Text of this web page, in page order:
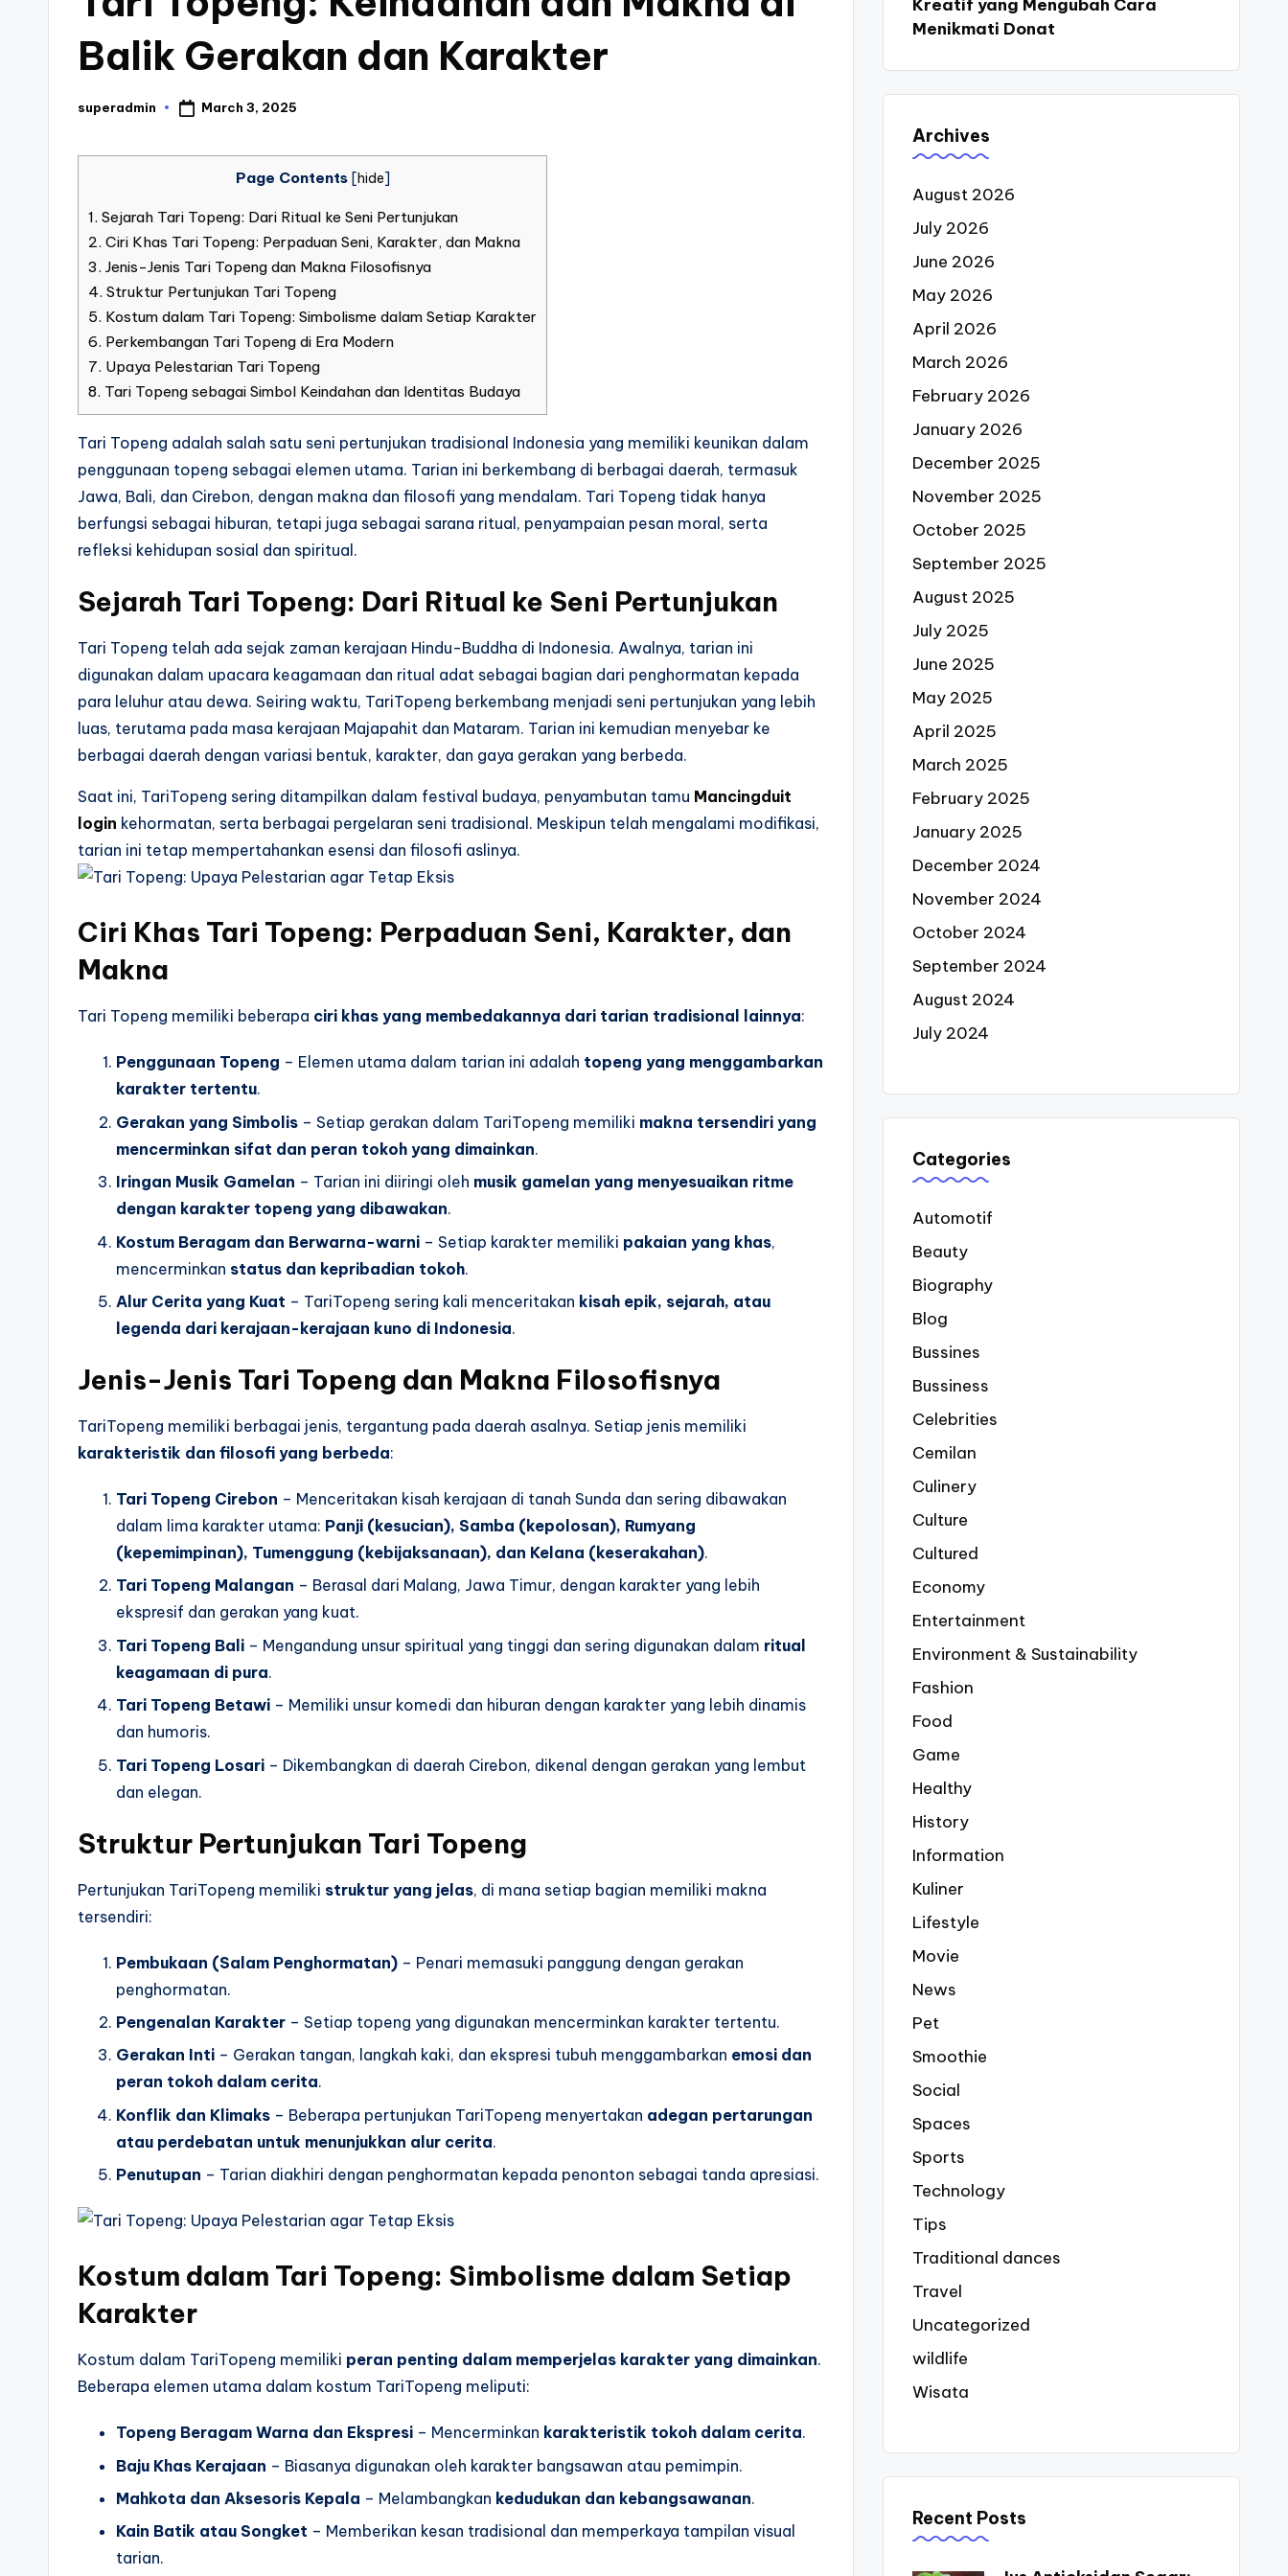
Balik Gerakan dan Karakter
Posted
superadmin March 3, 2025
Page Contents [hide]
1. Sejarah Tari Topeng: Dari Ritual ke Seni Pertunjukan
2. Ciri Khas Tari Topeng: Perpaduan Seni, Karakter, dan Makna
3. Jenis-Jenis Tari Topeng dan Makna Filosofisnya
4. Struktur Pertunjukan Tari Topeng
5. Kostum dalam Tari Topeng: Simbolisme dalam Setiap Karakter
6. Perkembangan Tari Topeng di Era Modern
7. Upaya Pelestarian Tari Topeng
8. Tari Topeng sebagai Simbol Keindahan dan Identitas Budaya
Tari Topeng adalah salah satu seni pertunjukan tradisional Indonesia yang memiliki keunikan dalam
penggunaan topeng sebagai elemen utama. Tarian ini berkembang di berbagai daerah, termasuk
Jawa, Bali, dan Cirebon, dengan makna dan filosofi yang mendalam. Tari Topeng tidak hanya
berfungsi sebagai hiburan, tetapi juga sebagai sarana ritual, penyampaian pesan moral, serta
refleksi kehidupan sosial dan spiritual.
Sejarah Tari Topeng: Dari Ritual ke Seni Pertunjukan
Tari Topeng telah ada sejak zaman kerajaan Hindu-Buddha di Indonesia. Awalnya, tarian ini
digunakan dalam upacara keagamaan dan ritual adat sebagai bagian dari penghormatan kepada
para leluhur atau dewa. Seiring waktu, TariTopeng berkembang menjadi seni pertunjukan yang lebih
luas, terutama pada masa kerajaan Majapahit dan Mataram. Tarian ini kemudian menyebar ke
berbagai daerah dengan variasi bentuk, karakter, dan gaya gerakan yang berbeda.
Saat ini, TariTopeng sering ditampilkan dalam festival budaya, penyambutan tamu Mancingduit
login kehormatan, serta berbagai pergelaran seni tradisional. Meskipun telah mengalami modifikasi,
tarian ini tetap mempertahankan esensi dan filosofi aslinya.
Ciri Khas Tari Topeng: Perpaduan Seni, Karakter, dan
Makna
Tari Topeng memiliki beberapa ciri khas yang membedakannya dari tarian tradisional lainnya:
Penggunaan Topeng – Elemen utama dalam tarian ini adalah topeng yang menggambarkan
karakter tertentu.
Gerakan yang Simbolis – Setiap gerakan dalam TariTopeng memiliki makna tersendiri yang
mencerminkan sifat dan peran tokoh yang dimainkan.
Iringan Musik Gamelan – Tarian ini diiringi oleh musik gamelan yang menyesuaikan ritme
dengan karakter topeng yang dibawakan.
Kostum Beragam dan Berwarna-warni – Setiap karakter memiliki pakaian yang khas,
mencerminkan status dan kepribadian tokoh.
Alur Cerita yang Kuat – TariTopeng sering kali menceritakan kisah epik, sejarah, atau
legenda dari kerajaan-kerajaan kuno di Indonesia.
Jenis-Jenis Tari Topeng dan Makna Filosofisnya
TariTopeng memiliki berbagai jenis, tergantung pada daerah asalnya. Setiap jenis memiliki
karakteristik dan filosofi yang berbeda:
Tari Topeng Cirebon – Menceritakan kisah kerajaan di tanah Sunda dan sering dibawakan
dalam lima karakter utama: Panji (kesucian), Samba (kepolosan), Rumyang
(kepemimpinan), Tumenggung (kebijaksanaan), dan Kelana (keserakahan).
Tari Topeng Malangan – Berasal dari Malang, Jawa Timur, dengan karakter yang lebih
ekspresif dan gerakan yang kuat.
Tari Topeng Bali – Mengandung unsur spiritual yang tinggi dan sering digunakan dalam ritual
keagamaan di pura.
Tari Topeng Betawi – Memiliki unsur komedi dan hiburan dengan karakter yang lebih dinamis
dan humoris.
Tari Topeng Losari – Dikembangkan di daerah Cirebon, dikenal dengan gerakan yang lembut
dan elegan.
Struktur Pertunjukan Tari Topeng
Pertunjukan TariTopeng memiliki struktur yang jelas, di mana setiap bagian memiliki makna
tersendiri:
Pembukaan (Salam Penghormatan) – Penari memasuki panggung dengan gerakan
penghormatan.
Pengenalan Karakter – Setiap topeng yang digunakan mencerminkan karakter tertentu.
Gerakan Inti – Gerakan tangan, langkah kaki, dan ekspresi tubuh menggambarkan emosi dan
peran tokoh dalam cerita.
Konflik dan Klimaks – Beberapa pertunjukan TariTopeng menyertakan adegan pertarungan
atau perdebatan untuk menunjukkan alur cerita.
Penutupan – Tarian diakhiri dengan penghormatan kepada penonton sebagai tanda apresiasi.
Kostum dalam Tari Topeng: Simbolisme dalam Setiap
Karakter
Kostum dalam TariTopeng memiliki peran penting dalam memperjelas karakter yang dimainkan.
Beberapa elemen utama dalam kostum TariTopeng meliputi:
Topeng Beragam Warna dan Ekspresi – Mencerminkan karakteristik tokoh dalam cerita.
Baju Khas Kerajaan – Biasanya digunakan oleh karakter bangsawan atau pemimpin.
Mahkota dan Aksesoris Kepala – Melambangkan kedudukan dan kebangsawanan.
Kain Batik atau Songket – Memberikan kesan tradisional dan memperkaya tampilan visual
tarian.
Kreatif yang Mengubah Cara
Menikmati Donat
Archives
August 2026
July 2026
June 2026
May 2026
April 2026
March 2026
February 2026
January 2026
December 2025
November 2025
October 2025
September 2025
August 2025
July 2025
June 2025
May 2025
April 2025
March 2025
February 2025
January 2025
December 2024
November 2024
October 2024
September 2024
August 2024
July 2024
Categories
Automotif
Beauty
Biography
Blog
Bussines
Bussiness
Celebrities
Cemilan
Culinery
Culture
Cultured
Economy
Entertainment
Environment & Sustainability
Fashion
Food
Game
Healthy
History
Information
Kuliner
Lifestyle
Movie
News
Pet
Smoothie
Social
Spaces
Sports
Technology
Tips
Traditional dances
Travel
Uncategorized
wildlife
Wisata
Recent Posts